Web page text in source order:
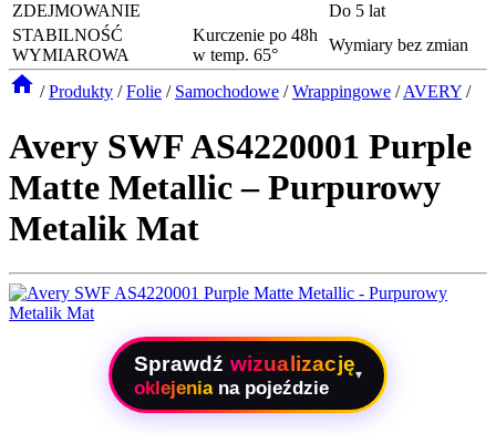
ZDEJMOWANIE
Do 5 lat
STABILNOŚĆ
WYMIAROWA
Kurczenie po 48h
w temp. 65°
Wymiary bez zmian
/ Produkty / Folie / Samochodowe / Wrappingowe / AVERY /
Avery SWF AS4220001 Purple
Matte Metallic – Purpurowy
Metalik Mat
Sprawdź wizualizację
oklejenia na pojeździe
▾